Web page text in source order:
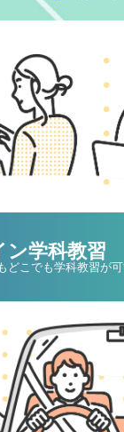
ン学科教習
どこでも学科教習が